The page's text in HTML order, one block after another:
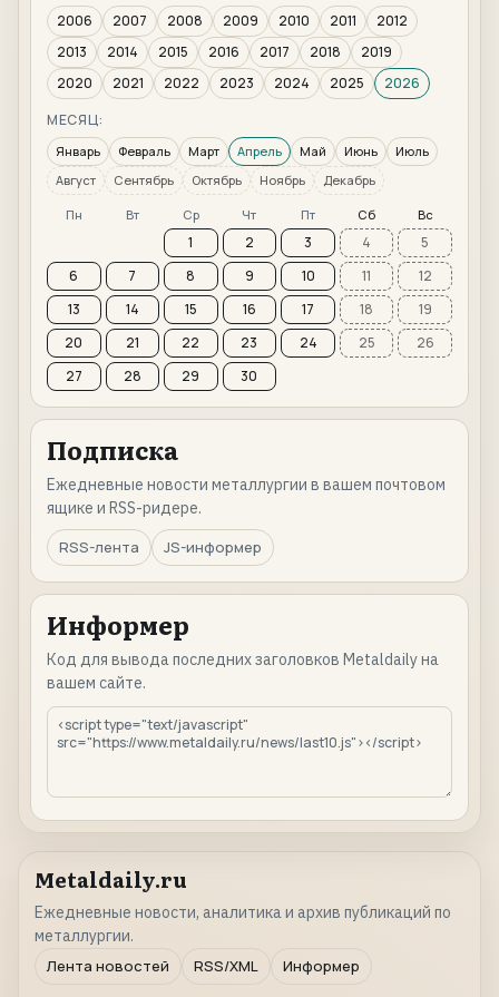
2006
2007 2008 2009 2010 2011
2012
2013
2014 2015 2016 2017 2018
2019
2020
2021 2022 2023 2024 2025
2026
МЕСЯЦ:
Январь Февраль Март Апрель Май Июнь
Июль
Август
Сентябрь Октябрь Ноябрь Декабрь
Пн Вт Ср Чт Пт Сб Вс
1 2 3 4
5
6
7 8 9 10 11
12
13
14 15 16 17 18
19
20
21 22 23 24 25
26
27
28 29 30
Подписка
Ежедневные новости металлургии в вашем почтовом
ящике и RSS-ридере.
RSS-лента
JS-информер
Информер
Код для вывода последних заголовков Metaldaily на
вашем сайте.
Metaldaily.ru
Ежедневные новости, аналитика и архив публикаций по
металлургии.
Лента новостей
RSS/XML Информер